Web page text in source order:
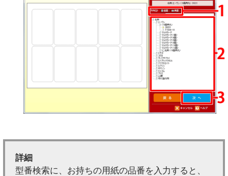
詳細
型番検索に、お持ちの用紙の品番を入力すると、